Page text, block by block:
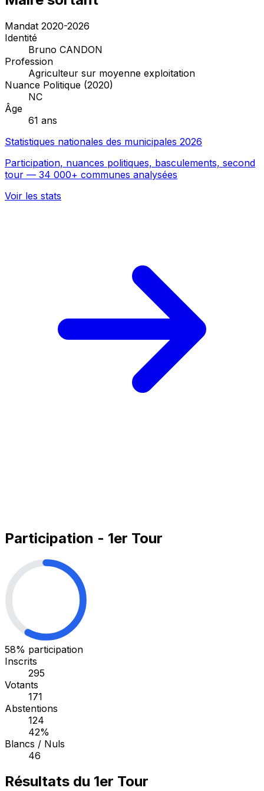
Mandat 2020-2026
Identité
Bruno CANDON
Profession
Agriculteur sur moyenne exploitation
Nuance Politique (2020)
NC
Âge
61 ans
Statistiques nationales des municipales 2026
Participation, nuances politiques, basculements, second
tour — 34 000+ communes analysées
Voir les stats
Participation - 1er Tour
58% participation
Inscrits
295
Votants
171
Abstentions
124
42%
Blancs / Nuls
46
Résultats du 1er Tour